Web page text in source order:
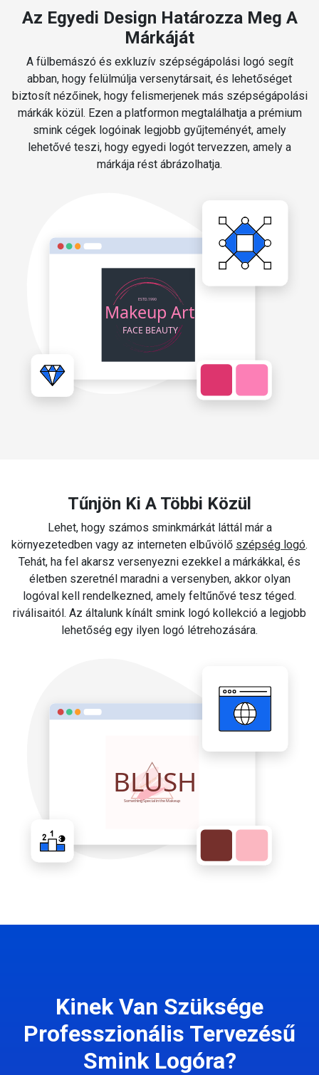
Az Egyedi Design Határozza Meg A
Márkáját
A fülbemászó és exkluzív szépségápolási logó segít
abban, hogy felülmúlja versenytársait, és lehetőséget
biztosít nézőinek, hogy felismerjenek más szépségápolási
márkák közül. Ezen a platformon megtalálhatja a prémium
smink cégek logóinak legjobb gyűjteményét, amely
lehetővé teszi, hogy egyedi logót tervezzen, amely a
márkája rést ábrázolhatja.
Tűnjön Ki A Többi Közül
Lehet, hogy számos sminkmárkát láttál már a
környezetedben vagy az interneten elbűvölő szépség logó.
Tehát, ha fel akarsz versenyezni ezekkel a márkákkal, és
életben szeretnél maradni a versenyben, akkor olyan
logóval kell rendelkezned, amely feltűnővé tesz téged.
riválisaitól. Az általunk kínált smink logó kollekció a legjobb
lehetőség egy ilyen logó létrehozására.
Kinek Van Szüksége
Professzionális Tervezésű
Smink Logóra?